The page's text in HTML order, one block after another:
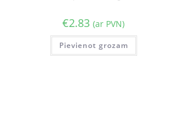
€2.83 (ar PVN)
Pievienot grozam